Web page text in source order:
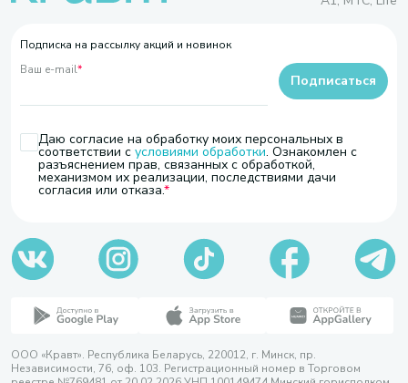
Подписка на рассылку акций и новинок
Ваш e-mail*
Даю согласие на обработку моих персональных в
соответствии с условиями обработки. Ознакомлен с
разъяснением прав, связанных с обработкой,
механизмом их реализации, последствиями дачи
согласия или отказа.
Подписаться
ООО «Кравт». Республика Беларусь, 220012, г. Минск, пр.
Независимости, 76, оф. 103. Регистрационный номер в Торговом